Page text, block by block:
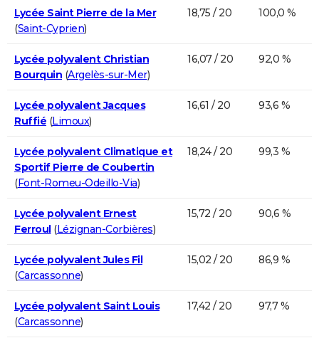
Lycée Saint Pierre de la Mer
(Saint-Cyprien)
18,75 / 20 100,0 %
Lycée polyvalent Christian
Bourquin (Argelès-sur-Mer)
16,07 / 20 92,0 %
Lycée polyvalent Jacques
Ruffié (Limoux)
16,61 / 20 93,6 %
Lycée polyvalent Climatique et
Sportif Pierre de Coubertin
(Font-Romeu-Odeillo-Via)
18,24 / 20 99,3 %
Lycée polyvalent Ernest
Ferroul(Lézignan-Corbières)
15,72 / 20 90,6 %
Lycée polyvalent Jules Fil
(Carcassonne)
15,02 / 20 86,9 %
Lycée polyvalent Saint Louis
(Carcassonne)
17,42 / 20 97,7 %